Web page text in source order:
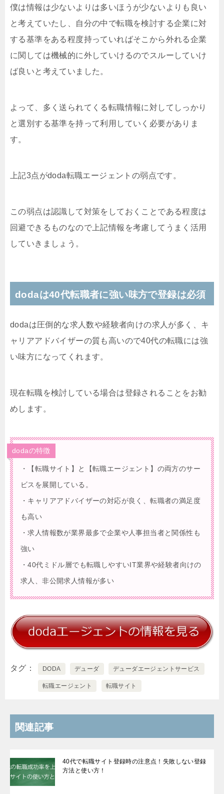
僕は情報は少ないよりは多いほうが少ないよりも良い
と考えていたし、自分の中で転職を検討する企業に対
する基準をある程度持っていればそこから外れる企業
に関しては機械的に外していけるのでスルーしていけ
ば良いと考えていました。
よって、多く送られてくる転職情報に対してしっかり
と選別する基準を持って利用していく必要がありま
す。
上記3点がdoda転職エージェントの弱点です。
この弱点は認識して対策をしておくことである程度は
回避できるものなので上記情報を考慮してうまく活用
していきましょう。
dodaは40代転職者に強い味方で登録は必須
dodaは圧倒的な求人数や経験者向けの求人が多く、キ
ャリアアドバイザーの質も高いので40代の転職には強
い味方になってくれます。
現在転職を検討している場合は登録されることをお勧
めします。
dodaの特徴
・【転職サイト】と【転職エージェント】の両方のサー
ビスを展開している。
・キャリアアドバイザーの対応が良く、転職者の満足度
も高い
・求人情報数が業界最多で企業や人事担当者と関係性も
強い
・40代ミドル層でも転職しやすいIT業界や経験者向けの
求人、非公開求人情報が多い
タグ DODA デューダ デューダエージェントサービス
転職エージェント 転職サイト
関連記事
40代で転職サイト登録時の注意点！失敗しない登録
方法と使い方！